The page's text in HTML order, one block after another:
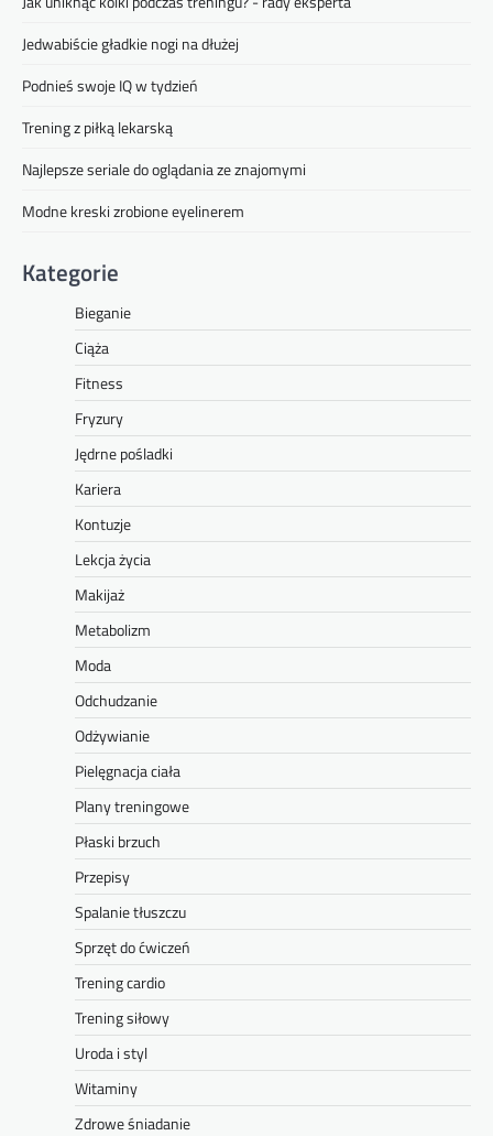
Jedwabiście gładkie nogi na dłużej
Podnieś swoje IQ w tydzień
Trening z piłką lekarską
Najlepsze seriale do oglądania ze znajomymi
Modne kreski zrobione eyelinerem
Kategorie
Bieganie
Ciąża
Fitness
Fryzury
Jędrne pośladki
Kariera
Kontuzje
Lekcja życia
Makijaż
Metabolizm
Moda
Odchudzanie
Odżywianie
Pielęgnacja ciała
Plany treningowe
Płaski brzuch
Przepisy
Spalanie tłuszczu
Sprzęt do ćwiczeń
Trening cardio
Trening siłowy
Uroda i styl
Witaminy
Zdrowe śniadanie